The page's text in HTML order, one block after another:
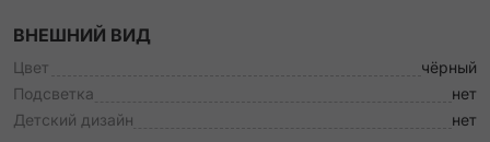
ВНЕШНИЙ ВИД
Цвет
чёрный
Подсветка
нет
Детский дизайн
нет